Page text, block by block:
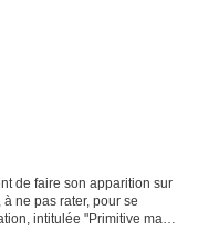
de faire son apparition sur
ne pas rater, pour se
intitulée "Primitive man",